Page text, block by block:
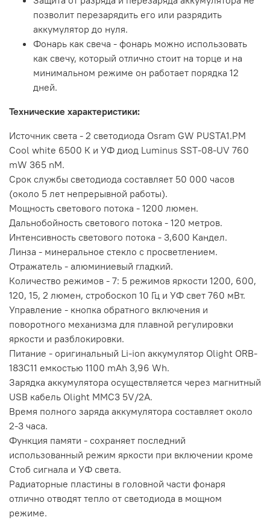
позволит перезарядить его или разрядить
аккумулятор до нуля.
Фонарь как свеча - фонарь можно использовать
как свечу, который отлично стоит на торце и на
минимальном режиме он работает порядка 12
дней.
Технические характеристики:
Источник света - 2 светодиода Osram GW PUSTA1.PM
Cool white 6500 К и УФ диод Luminus SST-08-UV 760
mW 365 nM.
Срок службы светодиода составляет 50 000 часов
(около 5 лет непрерывной работы).
Мощность светового потока - 1200 люмен.
Дальнобойность светового потока - 120 метров.
Интенсивность светового потока - 3,600 Кандел.
Линза - минеральное стекло с просветлением.
Отражатель - алюминиевый гладкий.
Количество режимов - 7: 5 режимов яркости 1200, 600,
120, 15, 2 люмен, стробоскоп 10 Гц и УФ свет 760 мВт.
Управление - кнопка обратного включения и
поворотного механизма для плавной регулировки
яркости и разблокировки.
Питание - оригинальный Li-ion аккумулятор Olight ORB-
183C11 емкостью 1100 mAh 3,96 Wh.
Зарядка аккумулятора осуществляется через магнитный
USB кабель Olight MMC3 5V/2A.
Время полного заряда аккумулятора составляет около
2-3 часа.
Функция памяти - сохраняет последний
использованный режим яркости при включении кроме
Стоб сигнала и УФ света.
Радиаторные пластины в головной части фонаря
отлично отводят тепло от светодиода в мощном
режиме.